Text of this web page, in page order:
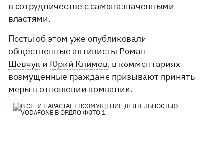
в сотрудничестве с самоназначенными
властями.
Посты об этом уже опубликовали
общественные активисты Роман
Шевчук и Юрий Климов, в комментариях
возмущенные граждане призывают принять
меры в отношении компании.